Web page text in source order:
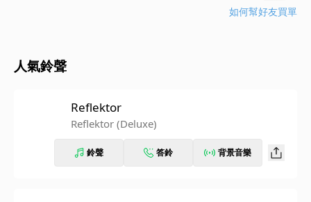
如何幫好友買單
人氣鈴聲
Reflektor
Reflektor (Deluxe)
鈴聲 答鈴 背景音樂